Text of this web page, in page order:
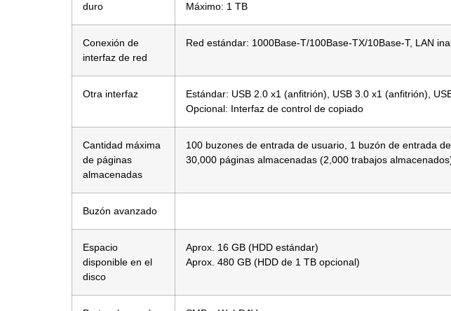
duro
Máximo: 1 TB
Conexión de
interfaz de red
Red estándar: 1000Base-T/100Base-TX/10Base-T, LAN
Otra interfaz
Estándar: USB 2.0 x1 (anfitrión), USB 3.0 x1 (anfitrión),
Opcional: Interfaz de control de copiado
Cantidad máxima
de páginas
almacenadas
100 buzones de entrada de usuario, 1 buzón de entrada
30,000 páginas almacenadas (2,000 trabajos
Buzón avanzado
Espacio
disponible en el
disco
Aprox. 16 GB (HDD estándar)
Aprox. 480 GB (HDD de 1 TB opcional)